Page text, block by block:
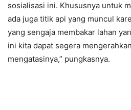
sosialisasi ini. Khususnya untuk
ada juga titik api yang muncul
yang sengaja membakar lahan
ini kita dapat segera
mengatasinya,” pungkasnya.